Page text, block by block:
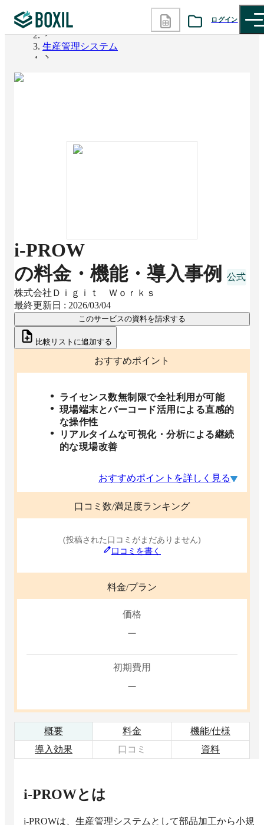
ログイン
カテゴリから探す
BOXILの使い方ガイド
BOXIL
生産管理システム
i-PROW
の料金・機能・導入事例
株式会社Ｄｉｇｉｔ Ｗｏｒｋｓ
最終更新日 : 2026/03/04
このサービスの資料を請求する
比較リストに追加する
おすすめポイント
ライセンス数無制限で全社利用が可能
現場端末とバーコード活用による直感的
な操作性
リアルタイムな可視化・分析による継続
的な現場改善
おすすめポイントを詳しく見る
口コミ数/満足度ランキング
(投稿された口コミがまだありません)
口コミを書く
料金/プラン
価格
ー
初期費用
ー
概要 料金
機能/仕様
導入効果
口コミ 資料
i-PROWとは
i-PROWは、生産管理システムとして部品加工から小規